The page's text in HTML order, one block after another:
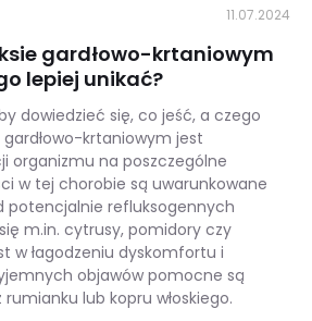
11.07.2024
gardłowo-krtaniowym
lepiej unikać?
dowiedzieć się, co jeść, a czego
krtaniowym jest
organizmu na poszczególne
w tej chorobie są uwarunkowane
potencjalnie refluksogennych
m.in. cytrusy, pomidory czy
w łagodzeniu dyskomfortu i
objawów pomocne są
rumianku lub kopru włoskiego.